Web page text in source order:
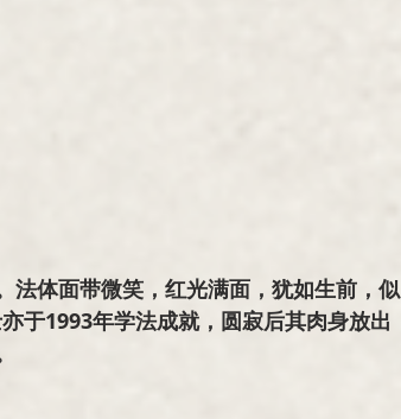
法体面带微笑，红光满面，犹如生前，似
于1993年学法成就，圆寂后其肉身放出